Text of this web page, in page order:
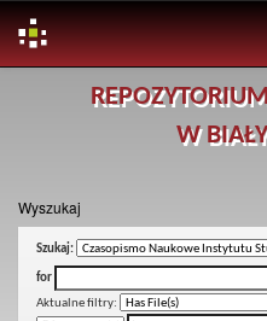
W
Wyszukaj
Szukaj:
for
Aktualne filtry: